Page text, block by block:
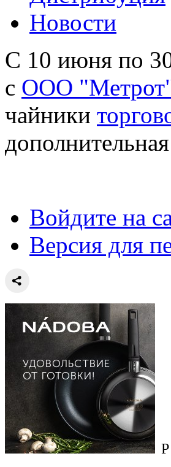
Новости
С 10 июня по
с ООО
чайники
Войдите на
Версия для